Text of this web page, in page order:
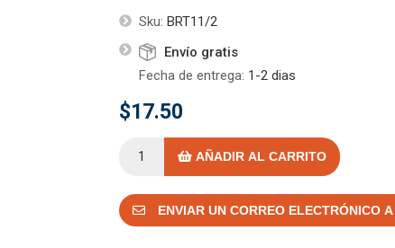
Sku: BRT11/2
Envío gratis
Fecha de entrega: 1-2 dias
$17.50
AÑADIR AL CARRITO
ENVIAR UN CORREO ELECTRÓNICO